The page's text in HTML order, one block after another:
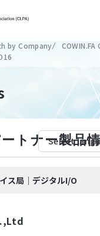
by Company
トナー製品
ス局｜デジタルI/O